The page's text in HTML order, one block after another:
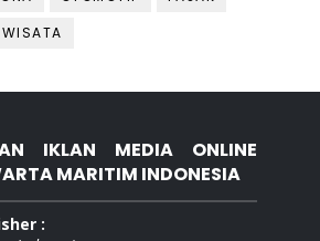
WISATA
IKLAN MEDIA ONLINE
MARITIM INDONESIA
: